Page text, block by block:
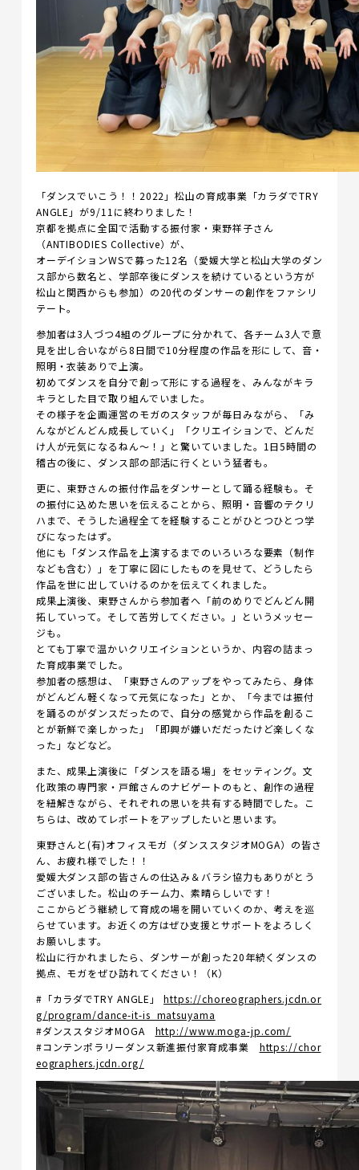
「ダンスでいこう！！2022」松山の育成事業「カラダでTRY
ANGLE」が9/11に終わりました！
京都を拠点に全国で活動する振付家・東野祥子さん
（ANTIBODIES Collective）が、
オーデイションWSで募った12名（愛媛大学と松山大学のダン
ス部から数名と、学部卒後にダンスを続けているという方が
松山と関西からも参加）の20代のダンサーの創作をファシリ
テート。
参加者は3人づつ4組のグループに分かれて、各チーム3人で意
見を出し合いながら8日間で10分程度の作品を形にして、音・
照明・衣装ありで上演。
初めてダンスを自分で創って形にする過程を、みんながキラ
キラとした目で取り組んでいました。
その様子を企画運営のモガのスタッフが毎日みながら、「み
んながどんどん成長していく」「クリエイションで、どんだ
け人が元気になるねん～！」と驚いていました。1日5時間の
稽古の後に、ダンス部の部活に行くという猛者も。
更に、東野さんの振付作品をダンサーとして踊る経験も。そ
の振付に込めた思いを伝えることから、照明・音響のテクリ
ハまで、そうした過程全てを経験することがひとつひとつ学
びになったはず。
他にも「ダンス作品を上演するまでのいろいろな要素（制作
なども含む）」を丁寧に図にしたものを見せて、どうしたら
作品を世に出していけるのかを伝えてくれました。
成果上演後、東野さんから参加者へ「前のめりでどんどん開
拓していって。そして苦労してください。」というメッセー
ジも。
とても丁寧で温かいクリエイションというか、内容の詰まっ
た育成事業でした。
参加者の感想は、「東野さんのアップをやってみたら、身体
がどんどん軽くなって元気になった」とか、「今までは振付
を踊るのがダンスだったので、自分の感覚から作品を創るこ
とが新鮮で楽しかった」「即興が嫌いだだったけど楽しくな
った」などなど。
また、成果上演後に「ダンスを語る場」をセッティング。文
化政策の専門家・戸館さんのナビゲートのもと、創作の過程
を紐解きながら、それぞれの思いを共有する時間でした。こ
ちらは、改めてレポートをアップしたいと思います。
東野さんと(有)オフィスモガ（ダンススタジオMOGA）の皆さ
ん、お疲れ様でした！！
愛媛大ダンス部の皆さんの仕込み＆バラシ協力もありがとう
ございました。松山のチーム力、素晴らしいです！
ここからどう継続して育成の場を開いていくのか、考えを巡
らせています。お近くの方はぜひ支援とサポートをよろしく
お願いします。
松山に行かれましたら、ダンサーが創った20年続くダンスの
拠点、モガをぜひ訪れてください！（K）
#「カラダでTRY ANGLE」https://choreographers.jcdn.or
g/program/dance-it-is_matsuyama
#ダンススタジオMOGA http://www.moga-jp.com/
#コンテンポラリーダンス新進振付家育成事業 https://chor
eographers.jcdn.org/